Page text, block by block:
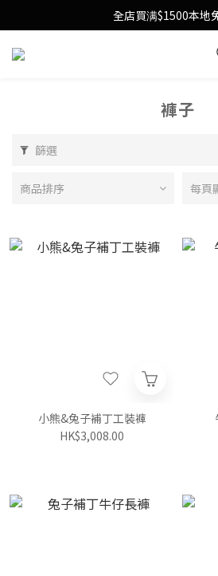
Free Local Shipping Upon
全店買满$1500本地
Free Local Shipping Upon
褲子
篩選
商品排序 每頁
小熊&兔子補丁工裝褲
HK$3,008.00